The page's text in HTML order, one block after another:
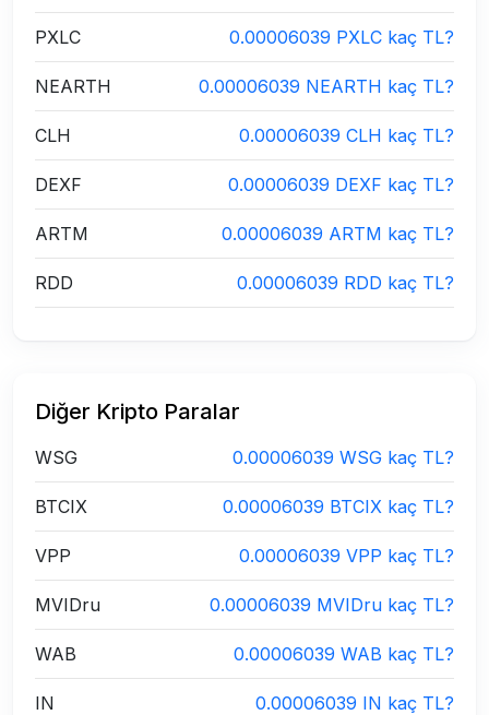
PXLC 0.00006039 PXLC kaç TL?
NEARTH 0.00006039 NEARTH kaç TL?
CLH 0.00006039 CLH kaç TL?
DEXF 0.00006039 DEXF kaç TL?
ARTM 0.00006039 ARTM kaç TL?
RDD 0.00006039 RDD kaç TL?
Diğer Kripto Paralar
WSG 0.00006039 WSG kaç TL?
BTCIX 0.00006039 BTCIX kaç TL?
VPP 0.00006039 VPP kaç TL?
MVIDru 0.00006039 MVIDru kaç TL?
WAB 0.00006039 WAB kaç TL?
IN 0.00006039 IN kaç TL?